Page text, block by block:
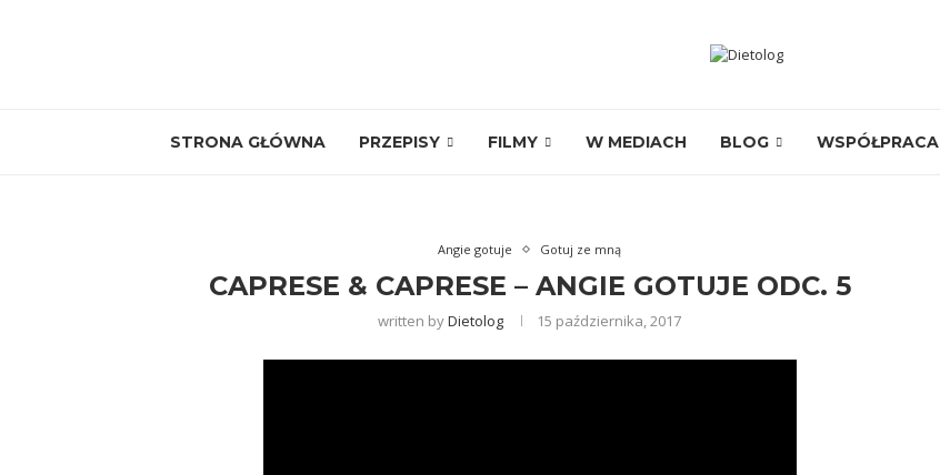
STRONA GŁÓWNA PRZEPISY FILMY W MEDIACH BLOG WSPÓŁPRACA
Angie gotuje Gotuj ze mną
CAPRESE & CAPRESE – ANGIE GOTUJE ODC. 5
written byDietolog 15 października, 2017